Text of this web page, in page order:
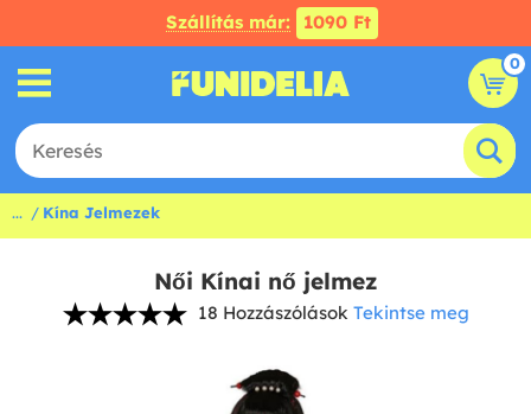
Szállítás már: 1090 Ft
0
... Kína Jelmezek
Női Kínai nő jelmez
18 Hozzászólások Tekintse meg